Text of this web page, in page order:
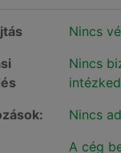
Nincs
Nincs
Nincs
A cég